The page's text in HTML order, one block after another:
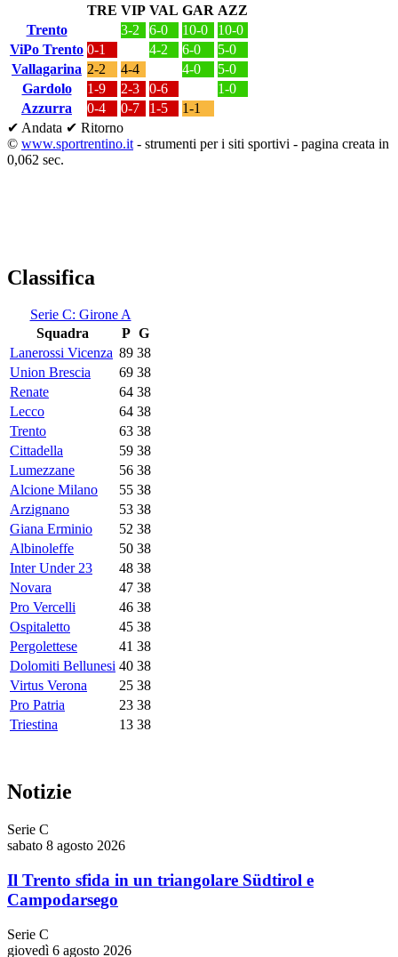
TRE VIP VAL GAR AZZ
Trento
3-2 6-0 10-0
10-0
ViPo Trento 0-1 4-2 6-0
5-0
Vallagarina 2-2 4-4 4-0
5-0
Gardolo
1-9 2-3 0-6
1-0
Azzurra
0-4 0-7 1-5
1-1
✔ Andata ✔ Ritorno
© www.sportrentino.it - strumenti per i siti sportivi - pagina creata in
0,062 sec.
Classifica
Serie C: Girone A
Squadra
P G
Lanerossi Vicenza 89 38
Union Brescia
69 38
Renate
64 38
Lecco
64 38
Trento
63 38
Cittadella
59 38
Lumezzane
56 38
Alcione Milano
55 38
Arzignano
53 38
Giana Erminio
52 38
Albinoleffe
50 38
Inter Under 23
48 38
Novara
47 38
Pro Vercelli
46 38
Ospitaletto
45 38
Pergolettese
41 38
Dolomiti Bellunesi 40 38
Virtus Verona
25 38
Pro Patria
23 38
Triestina
13 38
Notizie
Serie C
sabato 8 agosto 2026
Il Trento sfida in un triangolare Südtirol e
Campodarsego
Serie C
giovedì 6 agosto 2026